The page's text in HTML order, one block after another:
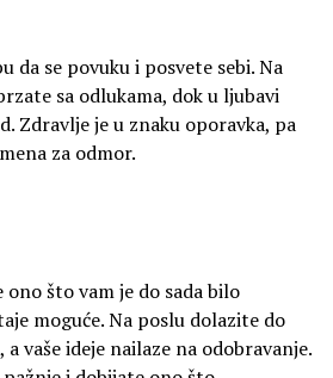
da se povuku i posvete sebi. Na
sa odlukama, dok u ljubavi
Zdravlje je u znaku oporavka, pa
za odmor.
ono što vam je do sada bilo
moguće. Na poslu dolazite do
vaše ideje nailaze na odobravanje.